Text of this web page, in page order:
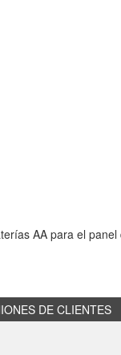
AA para el
DE CLIENTES